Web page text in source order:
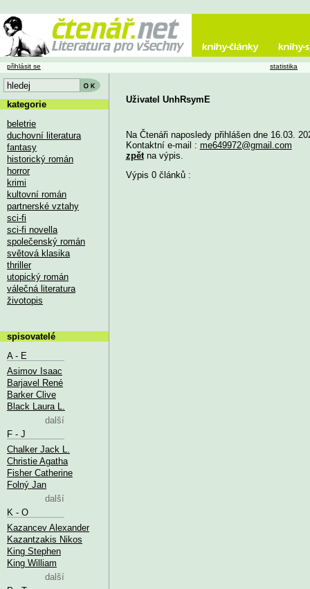
Uživatel UnhRsymE
Na Čtenáři naposledy přihlášen dne 16.03.
Kontaktní e-mail : me649972@gmail.com
zpětna výpis.
Výpis 0 článků :
přihlásit se statistika
kategorie
beletrie
duchovní literatura
fantasy
historický román
horror
krimi
kultovní román
partnerské vztahy
sci-fi
sci-fi novella
společenský román
světová klasika
thriller
utopický román
válečná literatura
životopis
spisovatelé
A - E
Asimov Isaac
Barjavel René
Barker Clive
Black Laura L.
další
F - J
Chalker Jack L.
Christie Agatha
Fisher Catherine
Folný Jan
další
K - O
Kazancev Alexander
Kazantzakis Nikos
King Stephen
King William
další